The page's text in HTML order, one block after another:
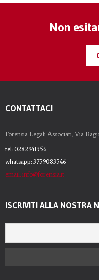
Non
CONTATTACI
Forensia Legali Associati, Via
tel: 0282941356
whatsapp: 3759083546
email: info@forensia.it
ISCRIVITI ALLA NOSTRA